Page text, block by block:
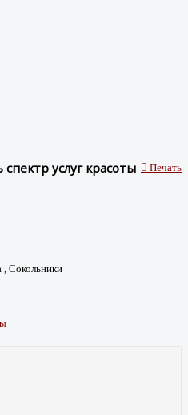
Печать
услуг красоты
, Сокольники